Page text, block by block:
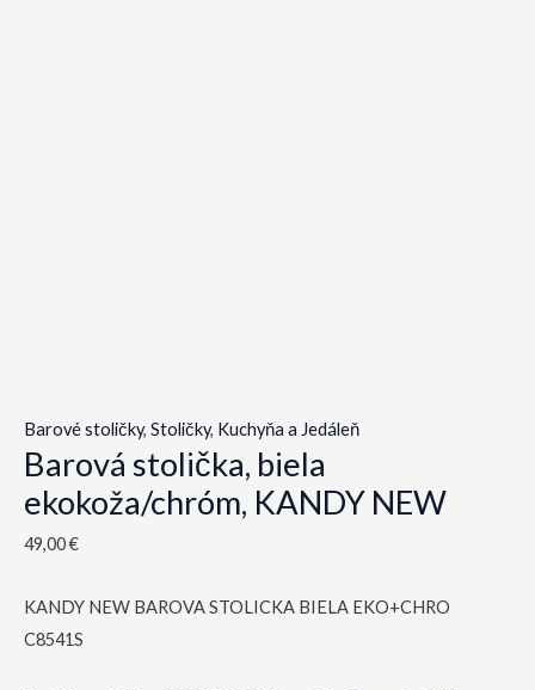
Barové stoličky, Stoličky, Kuchyňa a Jedáleň
Barová stolička, biela
ekokoža/chróm, KANDY NEW
49,00€
KANDY NEW BAROVA STOLICKA BIELA EKO+CHRO
C8541S